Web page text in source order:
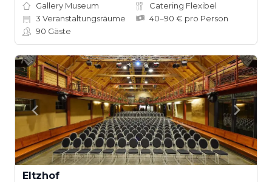
Gallery Museum
Catering Flexibel
3 Veranstaltungsräume
40–90 € pro Person
90 Gäste
Eltzhof